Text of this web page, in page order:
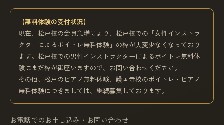
【無料体験の受付状況】
現在、松戸校の会員急増により、松戸校での「女性インストラ
クターによるボイトレ無料体験」の枠が大変少なくなっており
ます。松戸校での男性インストラクターによるボイトレ無料体
験はまだ枠が御座いますので、お問い合わせください。
その他、松戸のピアノ無料体験、護国寺校のボイトレ・ピアノ
無料体験につきましては、継続募集しております。
お電話でのお申し込み・お問い合わせ